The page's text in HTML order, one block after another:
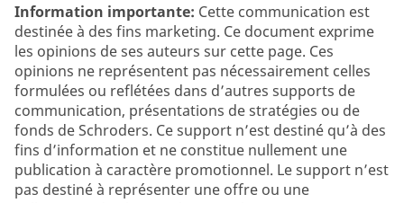
Information importante: Cette communication est
destinée à des fins marketing. Ce document exprime
les opinions de ses auteurs sur cette page. Ces
opinions ne représentent pas nécessairement celles
formulées ou reflétées dans d’autres supports de
communication, présentations de stratégies ou de
fonds de Schroders. Ce support n’est destiné qu’à des
fins d’information et ne constitue nullement une
publication à caractère promotionnel. Le support n’est
pas destiné à représenter une offre ou une